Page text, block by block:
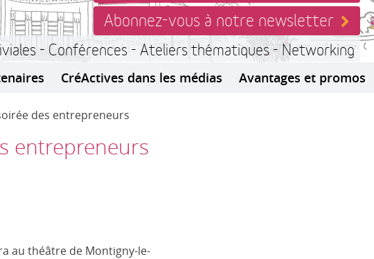
Abonnez-vous à notre newsletter
- Conférences - Ateliers thématiques - Networking
CréActives dans les médias Avantages et promos
des entrepreneurs
entrepreneurs
au théâtre de Montigny-le-